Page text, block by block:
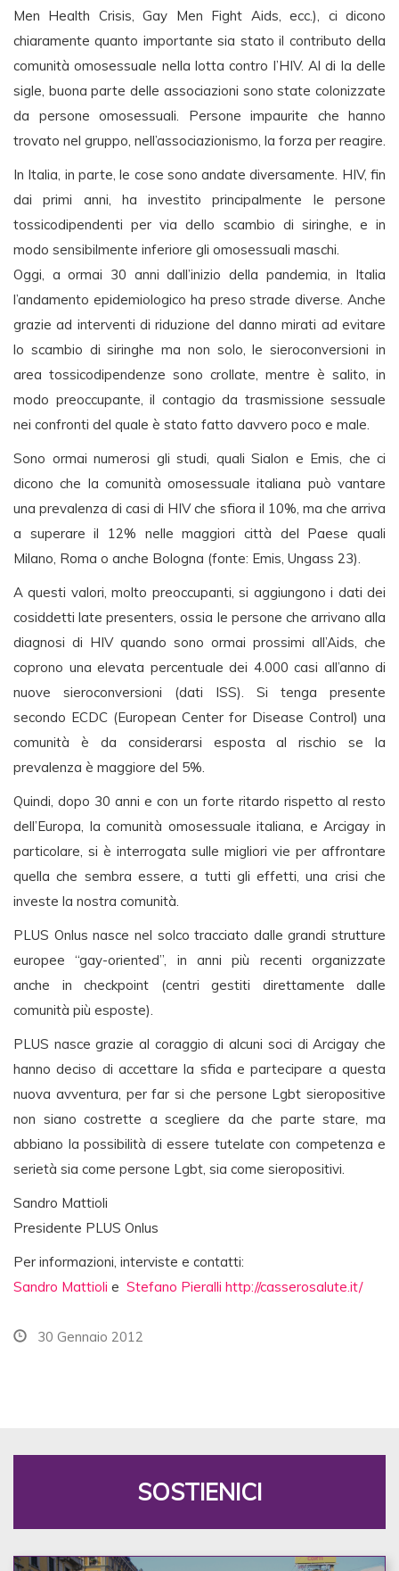
Men Health Crisis, Gay Men Fight Aids, ecc.), ci dicono
chiaramente quanto importante sia stato il contributo della
comunità omosessuale nella lotta contro l’HIV. Al di la delle
sigle, buona parte delle associazioni sono state colonizzate
da persone omosessuali. Persone impaurite che hanno
trovato nel gruppo, nell’associazionismo, la forza per reagire.
In Italia, in parte, le cose sono andate diversamente. HIV, fin
dai primi anni, ha investito principalmente le persone
tossicodipendenti per via dello scambio di siringhe, e in
modo sensibilmente inferiore gli omosessuali maschi.
Oggi, a ormai 30 anni dall’inizio della pandemia, in Italia
l’andamento epidemiologico ha preso strade diverse. Anche
grazie ad interventi di riduzione del danno mirati ad evitare
lo scambio di siringhe ma non solo, le sieroconversioni in
area tossicodipendenze sono crollate, mentre è salito, in
modo preoccupante, il contagio da trasmissione sessuale
nei confronti del quale è stato fatto davvero poco e male.
Sono ormai numerosi gli studi, quali Sialon e Emis, che ci
dicono che la comunità omosessuale italiana può vantare
una prevalenza di casi di HIV che sfiora il 10%, ma che arriva
a superare il 12% nelle maggiori città del Paese quali
Milano, Roma o anche Bologna (fonte: Emis, Ungass 23).
A questi valori, molto preoccupanti, si aggiungono i dati dei
cosiddetti late presenters, ossia le persone che arrivano alla
diagnosi di HIV quando sono ormai prossimi all’Aids, che
coprono una elevata percentuale dei 4.000 casi all’anno di
nuove sieroconversioni (dati ISS). Si tenga presente
secondo ECDC (European Center for Disease Control) una
comunità è da considerarsi esposta al rischio se la
prevalenza è maggiore del 5%.
Quindi, dopo 30 anni e con un forte ritardo rispetto al resto
dell’Europa, la comunità omosessuale italiana, e Arcigay in
particolare, si è interrogata sulle migliori vie per affrontare
quella che sembra essere, a tutti gli effetti, una crisi che
investe la nostra comunità.
PLUS Onlus nasce nel solco tracciato dalle grandi strutture
europee “gay-oriented”, in anni più recenti organizzate
anche in checkpoint (centri gestiti direttamente dalle
comunità più esposte).
PLUS nasce grazie al coraggio di alcuni soci di Arcigay che
hanno deciso di accettare la sfida e partecipare a questa
nuova avventura, per far si che persone Lgbt sieropositive
non siano costrette a scegliere da che parte stare, ma
abbiano la possibilità di essere tutelate con competenza e
serietà sia come persone Lgbt, sia come sieropositivi.
Sandro Mattioli
Presidente PLUS Onlus
Per informazioni, interviste e contatti:
Sandro Mattioli e Stefano Pieralli http://casserosalute.it/
30 Gennaio 2012
SOSTIENICI